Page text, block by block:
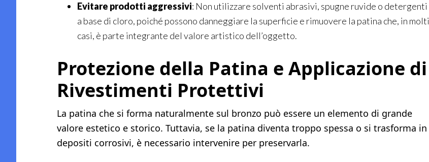
Evitare prodotti aggressivi: Non utilizzare solventi abrasivi, spugne ruvide o detergenti
a base di cloro, poiché possono danneggiare la superficie e rimuovere la patina che, in molti
casi, è parte integrante del valore artistico dell’oggetto.
Protezione della Patina e Applicazione di
Rivestimenti Protettivi
La patina che si forma naturalmente sul bronzo può essere un elemento di grande
valore estetico e storico. Tuttavia, se la patina diventa troppo spessa o si trasforma in
depositi corrosivi, è necessario intervenire per preservarla.